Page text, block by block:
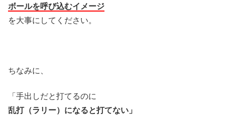
ボールを呼び込むイメージ
を大事にしてください。
ちなみに、
「手出しだと打てるのに
乱打（ラリー）になると打てない」